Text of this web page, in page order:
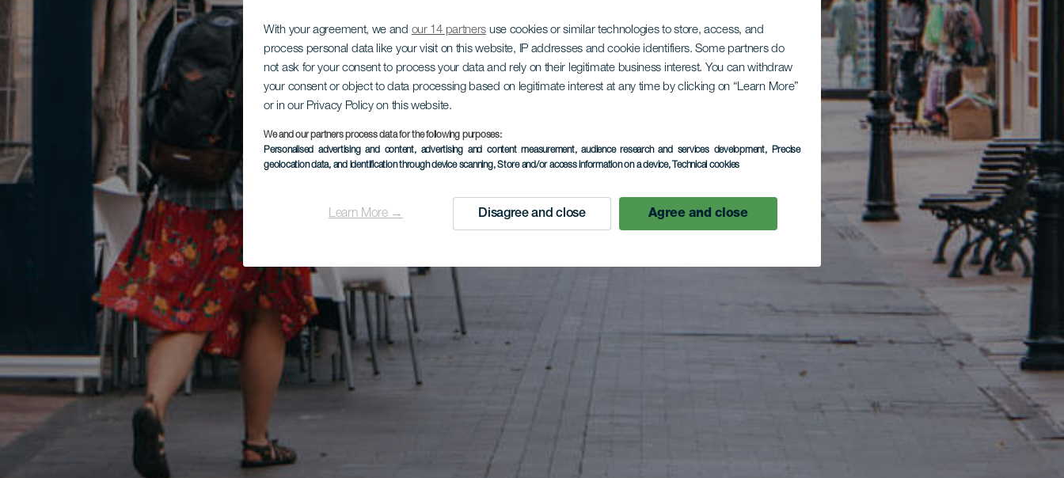
With your agreement, we and our 14 partners use cookies or similar technologies to store, access, and
process personal data like your visit on this website, IP addresses and cookie identifiers. Some partners do
not ask for your consent to process your data and rely on their legitimate business interest. You can withdraw
your consent or object to data processing based on legitimate interest at any time by clicking on “Learn More”
or in our Privacy Policy on this website.
We and our partners process data for the following purposes:
Personalised advertising and content, advertising and content measurement, audience research and services development, Precise
geolocation data, and identification through device scanning, Store and/or access information on a device, Technical cookies
Learn More → Disagree and close Agree and close